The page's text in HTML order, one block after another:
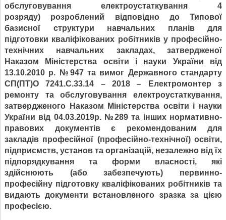
обслуговування електроустаткування 4
розряду) розроблений відповідно до Типової
базисної структури навчальних планів для
підготовки кваліфікованих робітників у професійно-
технічних навчальних закладах, затвердженої
Наказом Міністерства освіти і науки України від
13.10.2010 р. №947 та вимог Державного стандарту
СП(ПТ)О 7241.C.33.14 – 2018 – Електромонтер з
ремонту та обслуговування електроустаткування,
затвердженого Наказом Міністерства освіти і науки
України від 04.03.2019р. №289 та інших нормативно-
правових документів є рекомендованим для
закладів професійної (професійно-технічної) освіти,
підприємств, установ та організацій, незалежно від їх
підпорядкування та форми власності, які
здійснюють (або забезпечують) первинно-
професійну підготовку кваліфікованих робітників та
видають документи встановленого зразка за цією
професією.